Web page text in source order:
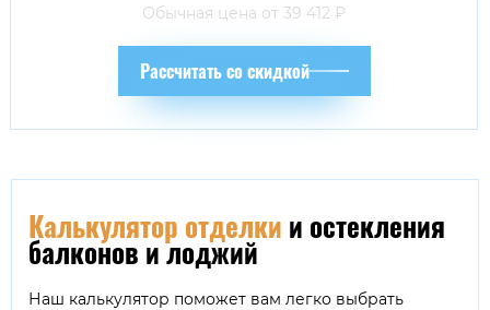
Обычная цена от 39 412 ₽
Рассчитать со скидкой
Калькулятор отделки и остекления
балконов и лоджий
Наш калькулятор поможет вам легко выбрать